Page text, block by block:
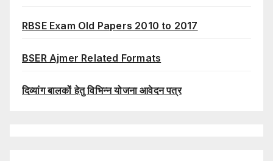
RBSE Exam Old Papers 2010 to 2017
BSER Ajmer Related Formats
दिव्यांग बालकों हेतु विभिन्न योजना आवेदन पत्र